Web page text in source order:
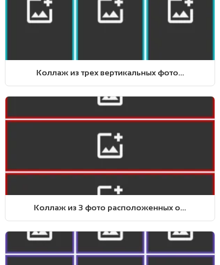
Коллаж из трех вертикальных фото...
Коллаж из 3 фото расположенных о...